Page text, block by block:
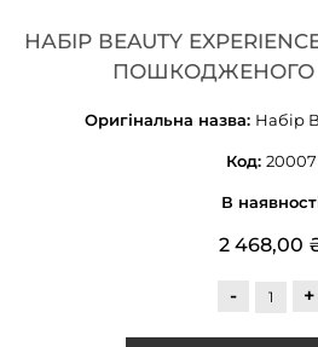
НАБІР ВEAUTY
ПОШКОДЖЕНОГО
Оригінальна назва: Набір
Код: 20007
В
2 468,00
- +